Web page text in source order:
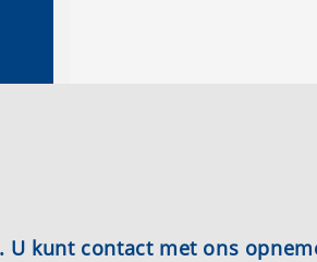
kunt contact met ons